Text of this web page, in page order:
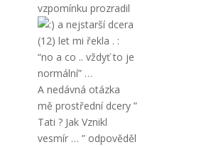
vzpomínku prozradil
a nejstarší dcera
(12) let mi řekla . :
“no a co .. vždyť to je
normální” …
A nedávná otázka
mě prostřední dcery ”
Tati ? Jak Vznikl
vesmír … ” odpověděl